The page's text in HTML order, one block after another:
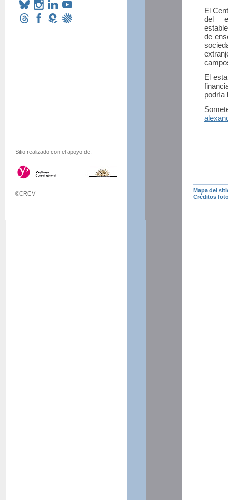
El
del
de
El
podría
Sitio realizado con el apoyo de:
©CRCV
Mapa del
Créditos